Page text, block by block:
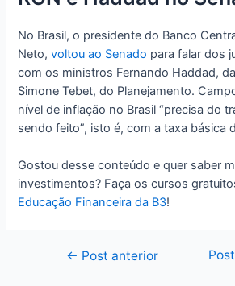
No Brasil, o presidente do Banco
Neto,voltou ao Senado para falar dos
com os ministros Fernando Haddad,
Simone Tebet, do Planejamento.
nível de inflação no Brasil “precisa do
sendo feito”, isto é, com a taxa básica
Gostou desse conteúdo e quer saber
investimentos? Faça os cursos
Educação Financeira da B3!
Navegação
← Post anterior